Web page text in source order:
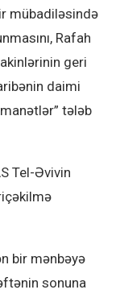
mübadiləsində
Rafah
geri
daimi
tələb
Tel-Əvivin
bir mənbəyə
sonuna